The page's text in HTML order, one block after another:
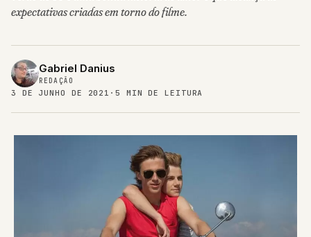
expectativas criadas em torno do filme.
Gabriel Danius
REDAÇÃO
3 DE JUNHO DE 2021 ·5 MIN DE LEITURA